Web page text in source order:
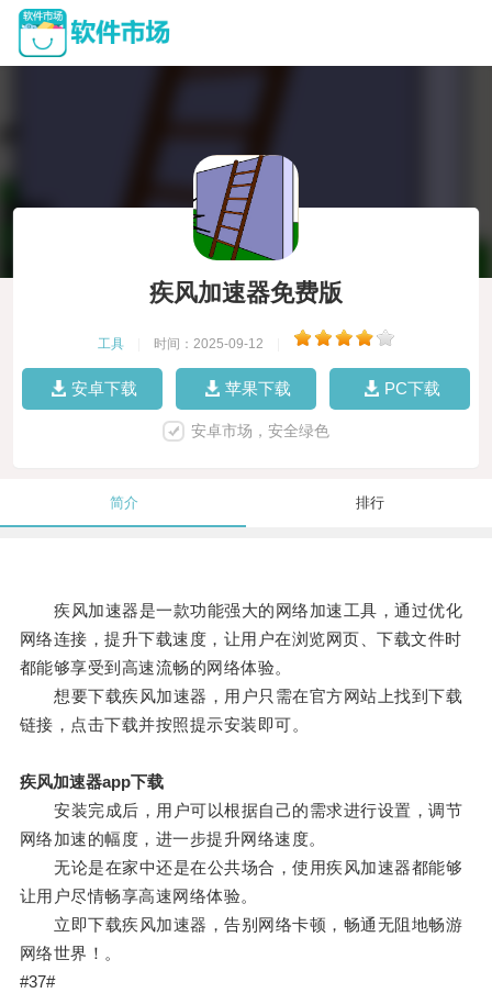
疾风加速器免费版
工具 时间：2025-09-12
安卓下载 苹果下载 PC下载
安卓市场，安全绿色
简介 排行
疾风加速器是一款功能强大的网络加速工具，通过优化
网络连接，提升下载速度，让用户在浏览网页、下载文件时
都能够享受到高速流畅的网络体验。
想要下载疾风加速器，用户只需在官方网站上找到下载
链接，点击下载并按照提示安装即可。
疾风加速器app下载
安装完成后，用户可以根据自己的需求进行设置，调节
网络加速的幅度，进一步提升网络速度。
无论是在家中还是在公共场合，使用疾风加速器都能够
让用户尽情畅享高速网络体验。
立即下载疾风加速器，告别网络卡顿，畅通无阻地畅游
网络世界！。
#37#